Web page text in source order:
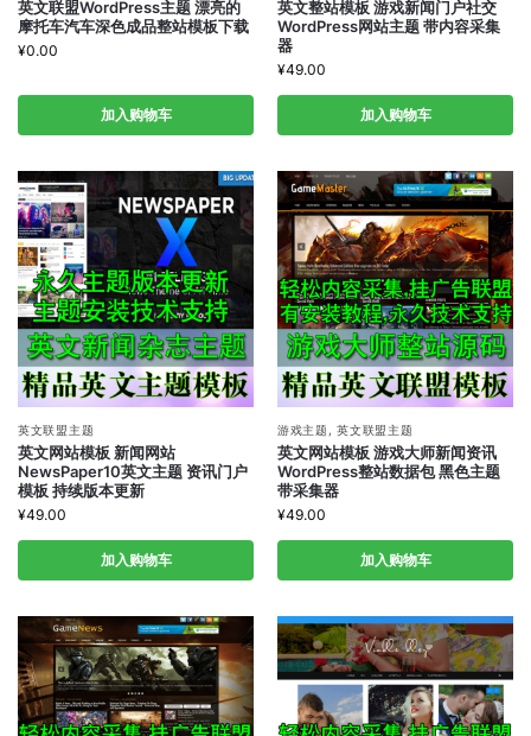
英文联盟WordPress主题 漂亮的
摩托车汽车深色成品整站模板下载
¥0.00
加入购物车
英文整站模板 游戏新闻门户社交
WordPress网站主题 带内容采集
器
¥49.00
加入购物车
英文联盟主题
英文网站模板 新闻网站
NewsPaper10英文主题 资讯门户
模板 持续版本更新
¥49.00
加入购物车
游戏主题 ,英文联盟主题
英文网站模板 游戏大师新闻资讯
WordPress整站数据包 黑色主题
带采集器
¥49.00
加入购物车